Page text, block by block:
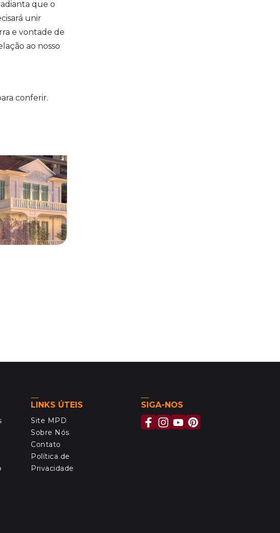
que o
unir
e vontade de
ao nosso
conferir.
LINKS ÚTEIS
Site MPD
Sobre Nós
Contato
Política de
Privacidade
SIGA-NOS